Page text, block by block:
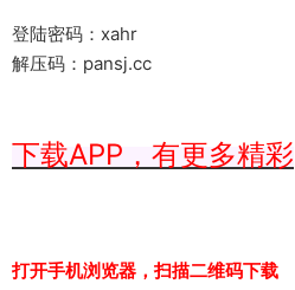
登陆密码：xahr
解压码：pansj.cc
下载APP，有更多精彩
打开手机浏览器，扫描二维码下载